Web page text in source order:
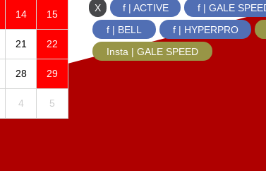
14 15
21 22
28 29
4 5
X f | ACTIVE f | GALE
f | BELL
f | HYPERPRO
Insta | GALE SPEED